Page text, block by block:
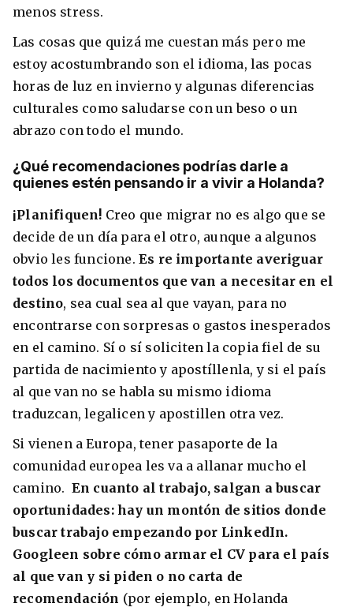
menos stress.
Las cosas que quizá me cuestan más pero me
estoy acostumbrando son el idioma, las pocas
horas de luz en invierno y algunas diferencias
culturales como saludarse con un beso o un
abrazo con todo el mundo.
¿Qué recomendaciones podrías darle a
quienes estén pensando ir a vivir a Holanda?
¡Planifiquen! Creo que migrar no es algo que se
decide de un día para el otro, aunque a algunos
obvio les funcione. Es re importante averiguar
todos los documentos que van a necesitar en el
destino, sea cual sea al que vayan, para no
encontrarse con sorpresas o gastos inesperados
en el camino. Sí o sí soliciten la copia fiel de su
partida de nacimiento y apostíllenla, y si el país
al que van no se habla su mismo idioma
traduzcan, legalicen y apostillen otra vez.
Si vienen a Europa, tener pasaporte de la
comunidad europea les va a allanar mucho el
camino. En cuanto al trabajo, salgan a buscar
oportunidades: hay un montón de sitios donde
buscar trabajo empezando por LinkedIn.
Googleen sobre cómo armar el CV para el país
al que van y si piden o no carta de
recomendación (por ejemplo, en Holanda